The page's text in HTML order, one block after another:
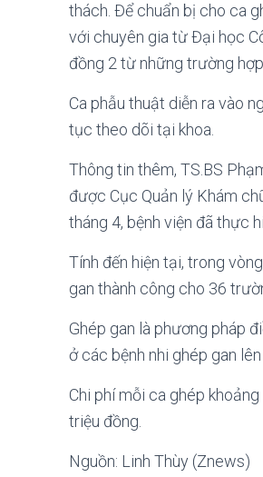
thách. Để chuẩn bị cho ca
với chuyên gia từ Đại học
đồng 2 từ những trường
Ca phẫu thuật diễn ra vào
tục theo dõi tại khoa.
Thông tin thêm, TS.BS
được Cục Quản lý Khám
tháng 4, bệnh viện đã thực
Tính đến hiện tại, trong
gan thành công cho 36
Ghép gan là phương pháp
ở các bệnh nhi ghép gan
Chi phí mỗi ca ghép
triệu đồng.
Nguồn: Linh Thùy (Znews)